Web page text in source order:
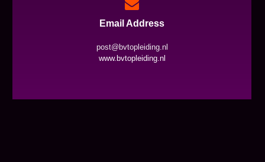
Email Address
post@bvtopleiding.nl
www.bvtopleiding.nl